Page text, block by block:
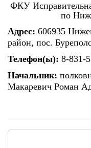
ФКУ
по
Адрес: 606935
район, пос.
Телефон(ы): 8-831-
Начальник:
Макаревич Роман